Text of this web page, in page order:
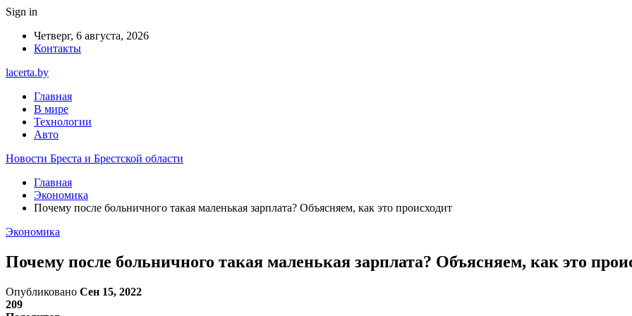
Sign in
Четверг, 6 августа, 2026
Контакты
lacerta.by
Главная
В мире
Технологии
Авто
Новости Бреста и Брестской области
Главная
Экономика
Почему после больничного такая маленькая зарплата? Объясняем, как это происходит
Экономика
Почему после больничного такая маленькая зарплата? Объясняем, как это
Опубликовано Сен 15, 2022
209